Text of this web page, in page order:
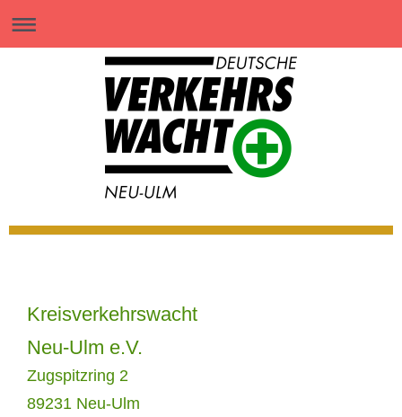
Kreisverkehrswacht
Neu-Ulm e.V.
Zugspitzring 2
89231 Neu-Ulm